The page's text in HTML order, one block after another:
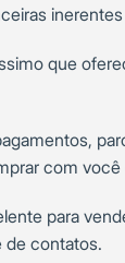
que
com
para
de contatos.